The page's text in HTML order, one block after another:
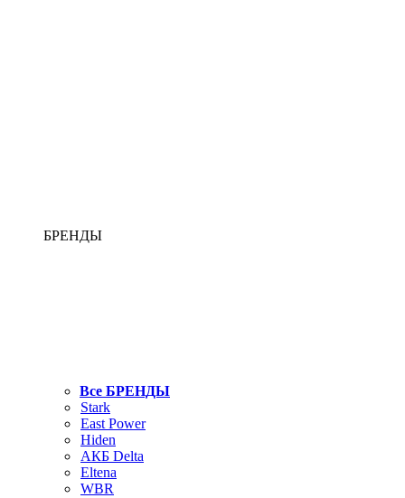
БРЕНДЫ
Все БРЕНДЫ
Stark
East Power
Hiden
АКБ Delta
Eltena
WBR